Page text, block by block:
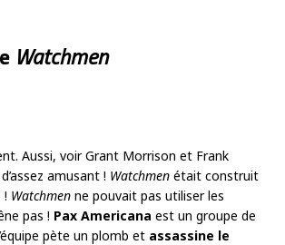
Watchmen
Aussi, voir Grant Morrison et Frank
amusant ! Watchmen était construit
! Watchmen ne pouvait pas utiliser les
pas ! Pax Americana est un groupe de
pète un plomb et assassine le